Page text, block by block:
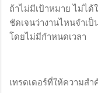
ถ้าไม่มีเป้าหมาย ไม่ได้
ชัดเจนว่างานไหนจำเ
โดยไม่มีกำหนดเวลา
เทรดเดอร์ที่ให้ความส